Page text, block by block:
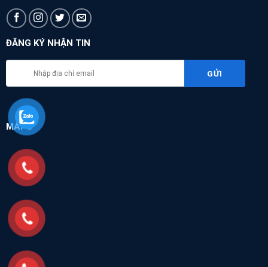
ĐĂNG KÝ NHẬN TIN
MAPS